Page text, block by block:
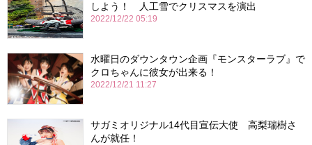
しよう！ 人工雪でクリスマスを演出
2022/12/22 05:19
水曜日のダウンタウン企画『モンスターラブ』で
クロちゃんに彼女が出来る！
2022/12/21 11:27
サガミオリジナル14代目宣伝大使 高梨瑞樹さ
んが就任！